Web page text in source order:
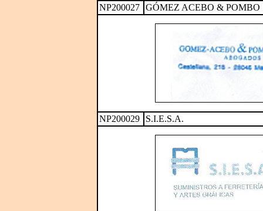
NP200027 GÓMEZ ACEBO & POMBO
NP200029 S.I.E.S.A.